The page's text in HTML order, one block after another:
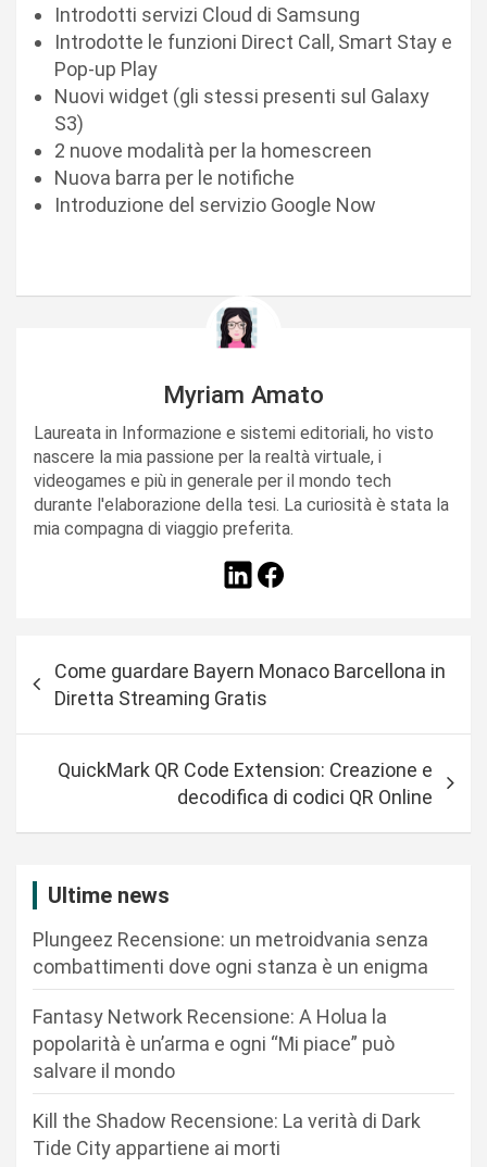
Introdotti servizi Cloud di Samsung
Introdotte le funzioni Direct Call, Smart Stay e
Pop-up Play
Nuovi widget (gli stessi presenti sul Galaxy
S3)
2 nuove modalità per la homescreen
Nuova barra per le notifiche
Introduzione del servizio Google Now
Myriam Amato
Laureata in Informazione e sistemi editoriali, ho visto
nascere la mia passione per la realtà virtuale, i
videogames e più in generale per il mondo tech
durante l'elaborazione della tesi. La curiosità è stata la
mia compagna di viaggio preferita.
a
Come guardare Bayern Monaco Barcellona in
Diretta Streaming Gratis
QuickMark QR Code Extension: Creazione e
decodifica di codici QR Online
Ultime news
Plungeez Recensione: un metroidvania senza
combattimenti dove ogni stanza è un enigma
Fantasy Network Recensione: A Holua la
popolarità è un’arma e ogni “Mi piace” può
salvare il mondo
Kill the Shadow Recensione: La verità di Dark
Tide City appartiene ai morti